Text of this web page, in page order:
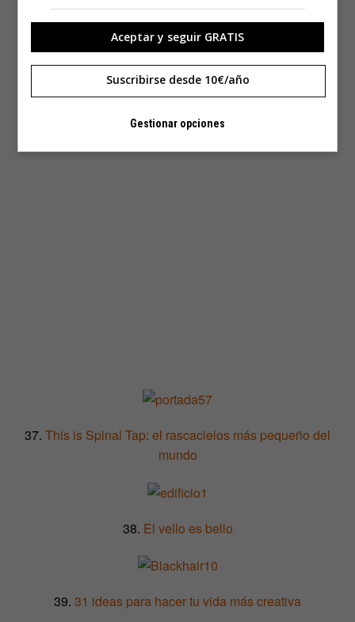
37. This is Spinal Tap: el rascacielos más pequeño del
mundo
38. El vello es bello
39. 31 ideas para hacer tu vida más creativa
Aceptar y seguir GRATIS
Suscribirse desde 10€/año
Gestionar opciones